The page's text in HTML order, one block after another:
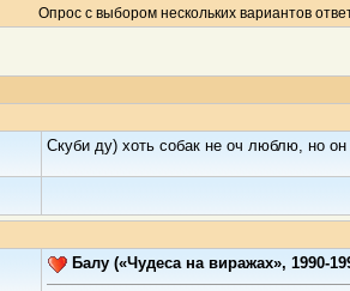
Опрос с выбором нескольких вариантов
Скуби ду) хоть собак не оч люблю, но он
Балу («Чудеса на виражах», 1990-